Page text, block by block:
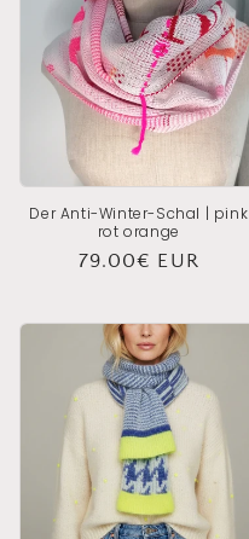
Der Anti-Winter-Schal | pink
rot orange
Normaler
79.00€ EUR